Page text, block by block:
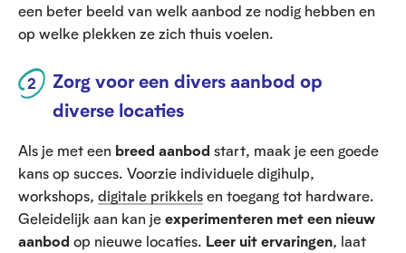
een beter beeld van welk aanbod ze nodig hebben en
op welke plekken ze zich thuis voelen.
Zorg voor een divers aanbod op
diverse locaties
Als je met een breed aanbod start, maak je een goede
kans op succes. Voorzie individuele digihulp,
workshops, digitale prikkelsen toegang tot hardware.
Geleidelijk aan kan jeexperimenteren met een nieuw
aanbod op nieuwe locaties. Leer uit ervaringen, laat